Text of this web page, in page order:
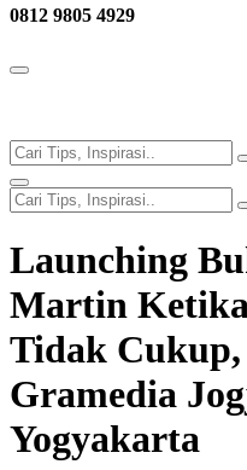
0812 9805 4929
Launching
Martin
Tidak Cukup,
Gramedia
Yogyakarta